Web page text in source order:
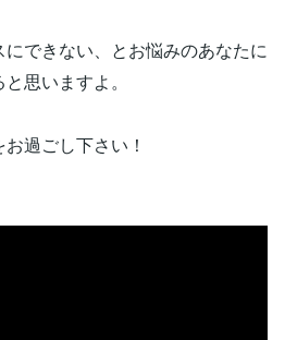
できない、とお悩みのあなたに
思いますよ。
過ごし下さい！